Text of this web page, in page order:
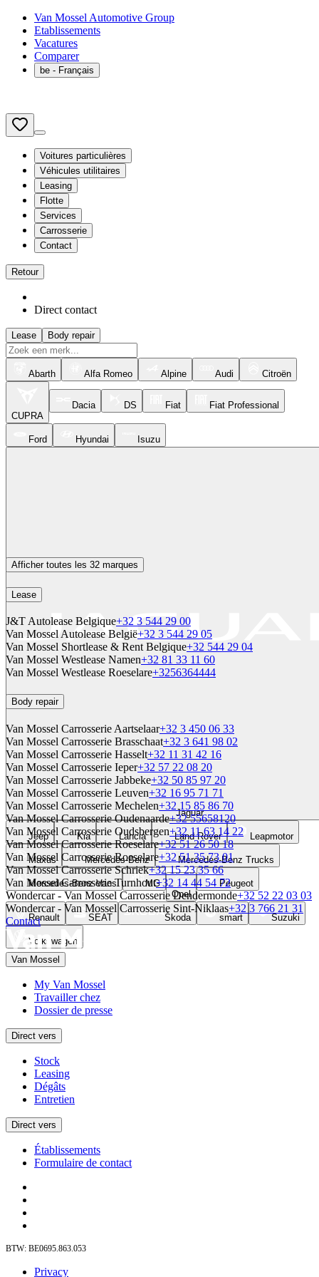
Van Mossel Automotive Group
Etablissements
Vacatures
Comparer
be - Français
Voitures particulières
Véhicules utilitaires
Leasing
Flotte
Services
Carrosserie
Contact
Retour
Direct contact
Lease Body repair
Abarth Alfa Romeo Alpine Audi Citroën
CUPRA
Dacia DS Fiat Fiat Professional
Ford Hyundai Isuzu
Jaguar
Jeep Kia Lancia Land Rover Leapmotor
Maxus Mercedes-Benz Mercedes-Benz Trucks
Mercedes-Benz Vans
MG
Opel
Peugeot
Renault SEAT Škoda smart Suzuki
Volkswagen
Afficher toutes les 32 marques
Lease
J&T Autolease Belgique+32 3 544 29 00
Van Mossel Autolease België+32 3 544 29 05
Van Mossel Shortlease & Rent Belgique+32 544 29 04
Van Mossel Westlease Namen+32 81 33 11 60
Van Mossel Westlease Roeselare+3256364444
Body repair
Van Mossel Carrosserie Aartselaar+32 3 450 06 33
Van Mossel Carrosserie Brasschaat+32 3 641 98 02
Van Mossel Carrosserie Hasselt+32 11 31 42 16
Van Mossel Carrosserie Ieper+32 57 22 08 20
Van Mossel Carrosserie Jabbeke+32 50 85 97 20
Van Mossel Carrosserie Leuven+32 16 95 71 71
Van Mossel Carrosserie Mechelen+32 15 85 86 70
Van Mossel Carrosserie Oudenaarde+32 55658120
Van Mossel Carrosserie Oudsbergen+32 11 63 14 22
Van Mossel Carrosserie Roeselare+32 51 26 50 18
Van Mossel Carrosserie Roeselare+32 51 35 73 01
Van Mossel Carrosserie Schriek+32 15 23 35 66
Van Mossel Carrosserie Turnhout+32 14 44 54 72
Wondercar - Van Mossel Carrosserie Dendermonde+32 52 22 03 03
Wondercar - Van Mossel Carrosserie Sint-Niklaas+32 3 766 21 31
Contact
Van Mossel
My Van Mossel
Travailler chez
Dossier de presse
Direct vers
Stock
Leasing
Dégâts
Entretien
Direct vers
Établissements
Formulaire de contact
BTW: BE0695.863.053
Privacy